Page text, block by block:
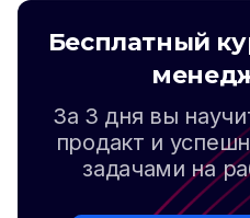
Бесплатный
За 3 дня вы
продакт и
задачами на